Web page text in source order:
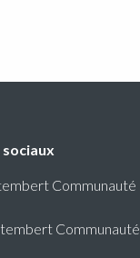
sociaux
Communauté
Communauté